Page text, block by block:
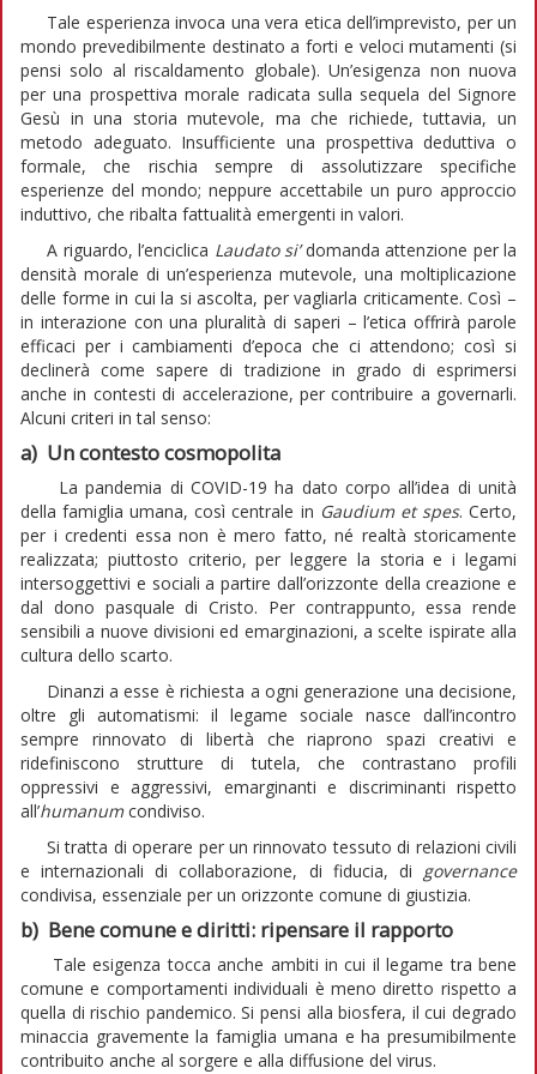
Tale esperienza invoca una vera etica dell’imprevisto, per un
mondo prevedibilmente destinato a forti e veloci mutamenti (si
pensi solo al riscaldamento globale). Un’esigenza non nuova
per una prospettiva morale radicata sulla sequela del Signore
Gesù in una storia mutevole, ma che richiede, tuttavia, un
metodo adeguato. Insufficiente una prospettiva deduttiva o
formale, che rischia sempre di assolutizzare specifiche
esperienze del mondo; neppure accettabile un puro approccio
induttivo, che ribalta fattualità emergenti in valori.
A riguardo, l’enciclica Laudato si’domanda attenzione per la
densità morale di un’esperienza mutevole, una moltiplicazione
delle forme in cui la si ascolta, per vagliarla criticamente. Così –
in interazione con una pluralità di saperi – l’etica offrirà parole
efficaci per i cambiamenti d’epoca che ci attendono; così si
declinerà come sapere di tradizione in grado di esprimersi
anche in contesti di accelerazione, per contribuire a governarli.
Alcuni criteri in tal senso:
a) Un contesto cosmopolita
La pandemia di COVID-19 ha dato corpo all’idea di unità
della famiglia umana, così centrale in Gaudium et spes. Certo,
per i credenti essa non è mero fatto, né realtà storicamente
realizzata; piuttosto criterio, per leggere la storia e i legami
intersoggettivi e sociali a partire dall’orizzonte della creazione e
dal dono pasquale di Cristo. Per contrappunto, essa rende
sensibili a nuove divisioni ed emarginazioni, a scelte ispirate alla
cultura dello scarto.
Dinanzi a esse è richiesta a ogni generazione una decisione,
oltre gli automatismi: il legame sociale nasce dall’incontro
sempre rinnovato di libertà che riaprono spazi creativi e
ridefiniscono strutture di tutela, che contrastano profili
oppressivi e aggressivi, emarginanti e discriminanti rispetto
all’humanumcondiviso.
Si tratta di operare per un rinnovato tessuto di relazioni civili
e internazionali di collaborazione, di fiducia, di governance
condivisa, essenziale per un orizzonte comune di giustizia.
b) Bene comune e diritti: ripensare il rapporto
Tale esigenza tocca anche ambiti in cui il legame tra bene
comune e comportamenti individuali è meno diretto rispetto a
quella di rischio pandemico. Si pensi alla biosfera, il cui degrado
minaccia gravemente la famiglia umana e ha presumibilmente
contribuito anche al sorgere e alla diffusione del virus.